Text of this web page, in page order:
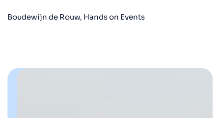
Boudewijn de Rouw, Hands on Events